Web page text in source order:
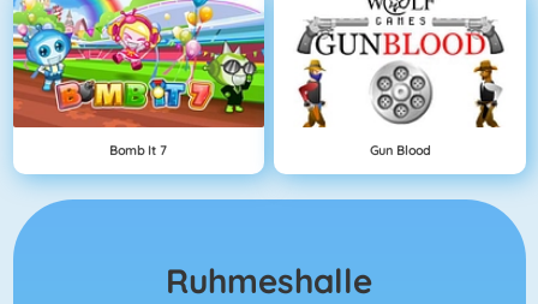
Bomb It 7 Gun Blood
Ruhmeshalle